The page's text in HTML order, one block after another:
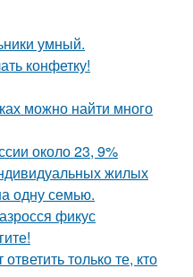
умный.
конфетку!
можно найти много
около 23, 9%
жилых
одну семью.
фикус
только те, кто